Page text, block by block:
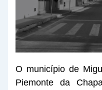
O município de
Piemonte da